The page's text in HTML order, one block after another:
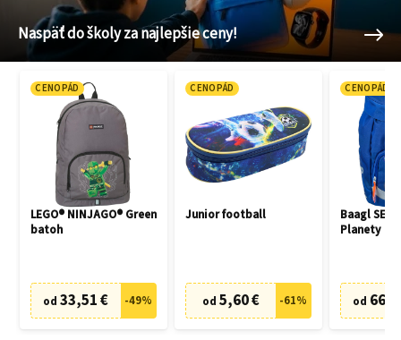
Naspäť do školy za najlepšie ceny!
CENOPÁD
LEGO® NINJAGO® Green
batoh
od 33,51 € -49%
CENOPÁD
Junior football
od 5,60 € -61%
CENOPÁD
Baagl SET
Planety
od